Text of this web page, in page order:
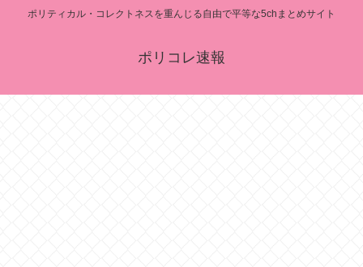
ポリティカル・コレクトネスを重んじる自由で平等な5chまとめサイト
ポリコレ速報